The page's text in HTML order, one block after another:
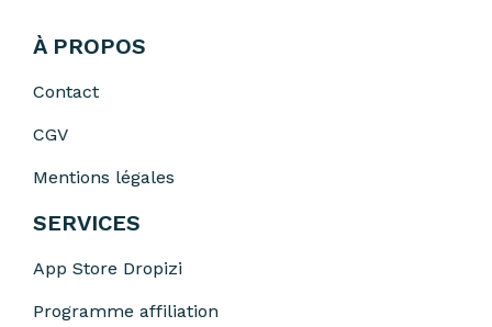
À PROPOS
Contact
CGV
Mentions légales
SERVICES
App Store Dropizi
Programme affiliation